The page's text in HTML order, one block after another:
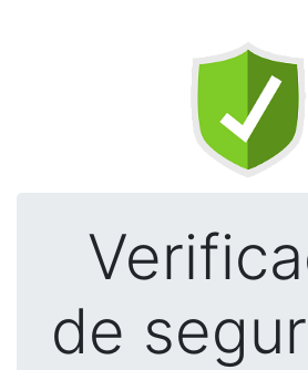
de